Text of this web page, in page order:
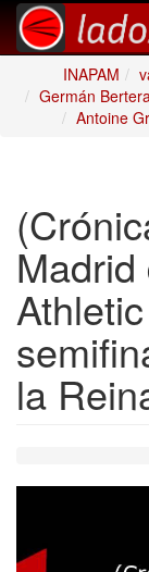
INAPAM
Germán
Antoine
la